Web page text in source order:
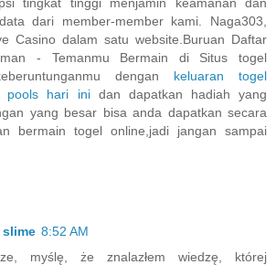
dari member-member kami. Naga303,
Casino dalam satu website.Buruan Daftar
- Temanmu Bermain di Situs togel
dengan keluaran togel
pools hari inidan dapatkan hadiah yang
yang besar bisa anda dapatkan secara
bermain togel online,jadi jangan sampai
slime 8:52 AM
myślę, że znalazłem wiedzę, której